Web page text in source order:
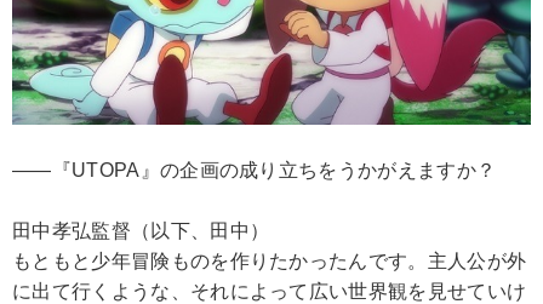
――『UTOPA』の企画の成り立ちをうかがえますか？
田中孝弘監督（以下、田中）
もともと少年冒険ものを作りたかったんです。主人公が外
に出て行くような、それによって広い世界観を見せていけ